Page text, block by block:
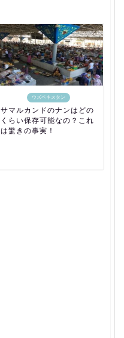
ウズベキスタン
サマルカンドのナンはどの
くらい保存可能なの？これ
は驚きの事実！